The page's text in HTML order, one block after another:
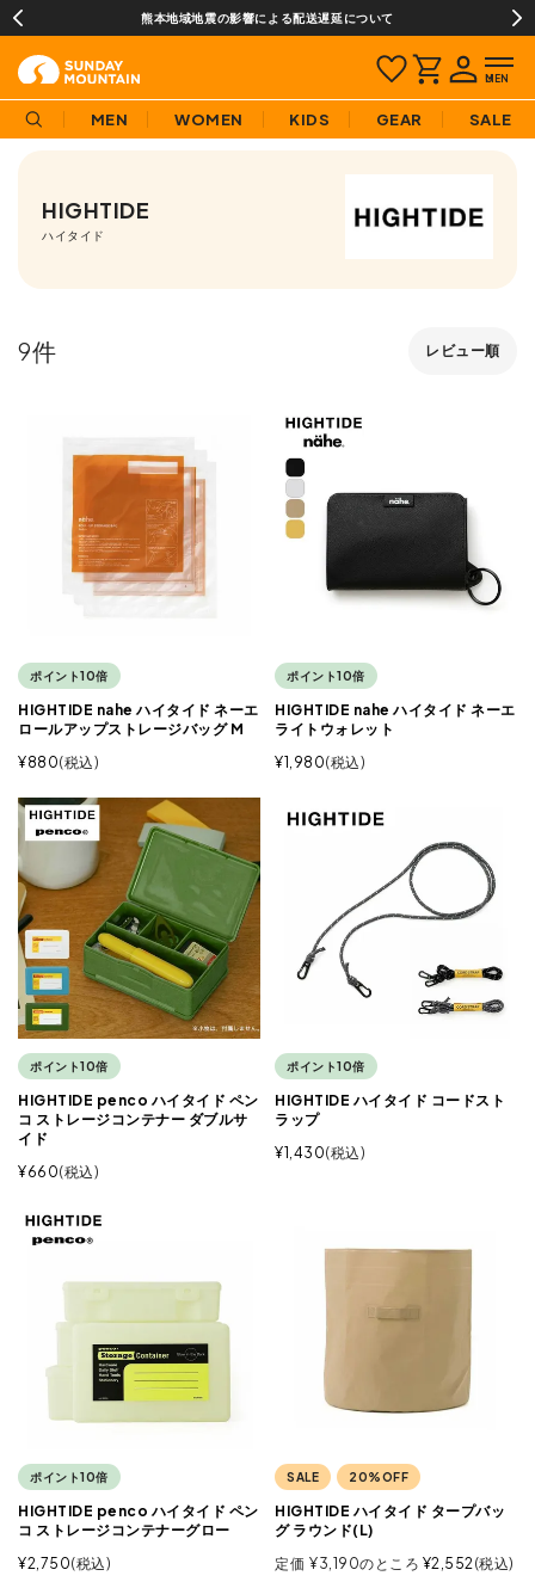
熊本地域地震の影響による配送遅延について
MEN WOMEN KIDS GEAR SALE
HIGHTIDE
ハイタイド
レビュー順
9
ポイント10倍
HIGHTIDE nahe ハイタイド ネーエ
ロールアップストレージバッグ M
¥880 税込
ポイント10倍
HIGHTIDE nahe ハイタイド ネーエ
ライトウォレット
¥1,980 税込
ポイント10倍
HIGHTIDE penco ハイタイド ペン
コ ストレージコンテナー ダブルサ
イド
¥660 税込
ポイント10倍
HIGHTIDE ハイタイド コードスト
ラップ
¥1,430 税込
ポイント10倍
HIGHTIDE penco ハイタイド ペン
コ ストレージコンテナーグロー
¥2,750 税込
SALE 20%OFF
HIGHTIDE ハイタイド タープバッ
グ ラウンド(L)
定価 ¥3,190のところ ¥2,552 税込